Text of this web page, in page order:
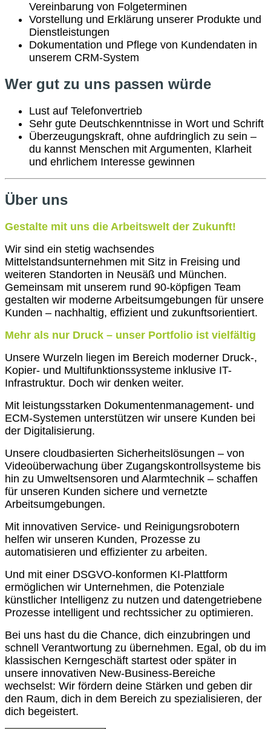
Vereinbarung von Folgeterminen
Vorstellung und Erklärung unserer Produkte und
Dienstleistungen
Dokumentation und Pflege von Kundendaten in
unserem CRM-System
Wer gut zu uns passen würde
Lust auf Telefonvertrieb
Sehr gute Deutschkenntnisse in Wort und Schrift
Überzeugungskraft, ohne aufdringlich zu sein –
du kannst Menschen mit Argumenten, Klarheit
und ehrlichem Interesse gewinnen
Über uns
Gestalte mit uns die Arbeitswelt der Zukunft!
Wir sind ein stetig wachsendes
Mittelstandsunternehmen mit Sitz in Freising und
weiteren Standorten in Neusäß und München.
Gemeinsam mit unserem rund 90-köpfigen Team
gestalten wir moderne Arbeitsumgebungen für unsere
Kunden – nachhaltig, effizient und zukunftsorientiert.
Mehr als nur Druck – unser Portfolio ist vielfältig
Unsere Wurzeln liegen im Bereich moderner Druck-,
Kopier- und Multifunktionssysteme inklusive IT-
Infrastruktur. Doch wir denken weiter.
Mit leistungsstarken Dokumentenmanagement- und
ECM-Systemen unterstützen wir unsere Kunden bei
der Digitalisierung.
Unsere cloudbasierten Sicherheitslösungen – von
Videoüberwachung über Zugangskontrollsysteme bis
hin zu Umweltsensoren und Alarmtechnik – schaffen
für unseren Kunden sichere und vernetzte
Arbeitsumgebungen.
Mit innovativen Service- und Reinigungsrobotern
helfen wir unseren Kunden, Prozesse zu
automatisieren und effizienter zu arbeiten.
Und mit einer DSGVO-konformen KI-Plattform
ermöglichen wir Unternehmen, die Potenziale
künstlicher Intelligenz zu nutzen und datengetriebene
Prozesse intelligent und rechtssicher zu optimieren.
Bei uns hast du die Chance, dich einzubringen und
schnell Verantwortung zu übernehmen. Egal, ob du im
klassischen Kerngeschäft startest oder später in
unsere innovativen New-Business-Bereiche
wechselst: Wir fördern deine Stärken und geben dir
den Raum, dich in dem Bereich zu spezialisieren, der
dich begeistert.